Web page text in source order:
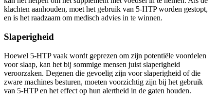
klachten aanhouden, moet het gebruik van 5-HTP worden gestopt,
en is het raadzaam om medisch advies in te winnen.
Slaperigheid
Hoewel 5-HTP vaak wordt geprezen om zijn potentiële voordelen
voor slaap, kan het bij sommige mensen juist slaperigheid
veroorzaken. Degenen die gevoelig zijn voor slaperigheid of die
zware machines besturen, moeten voorzichtig zijn bij het gebruik
van 5-HTP en het effect op hun alertheid in de gaten houden.